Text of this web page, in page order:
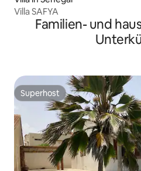
Villa SAFYA
Familien- und
Superhost
Superhost